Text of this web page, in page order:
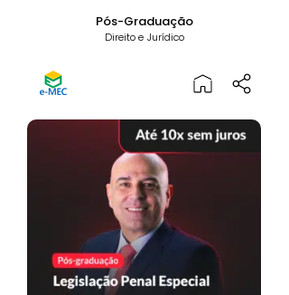
Pós-Graduação
Direito e Jurídico